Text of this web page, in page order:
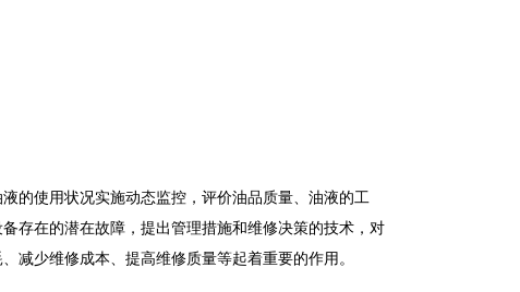
的使用状况实施动态监控，评价油品质量、油液的工
存在的潜在故障，提出管理措施和维修决策的技术，对
减少维修成本、提高维修质量等起着重要的作用。